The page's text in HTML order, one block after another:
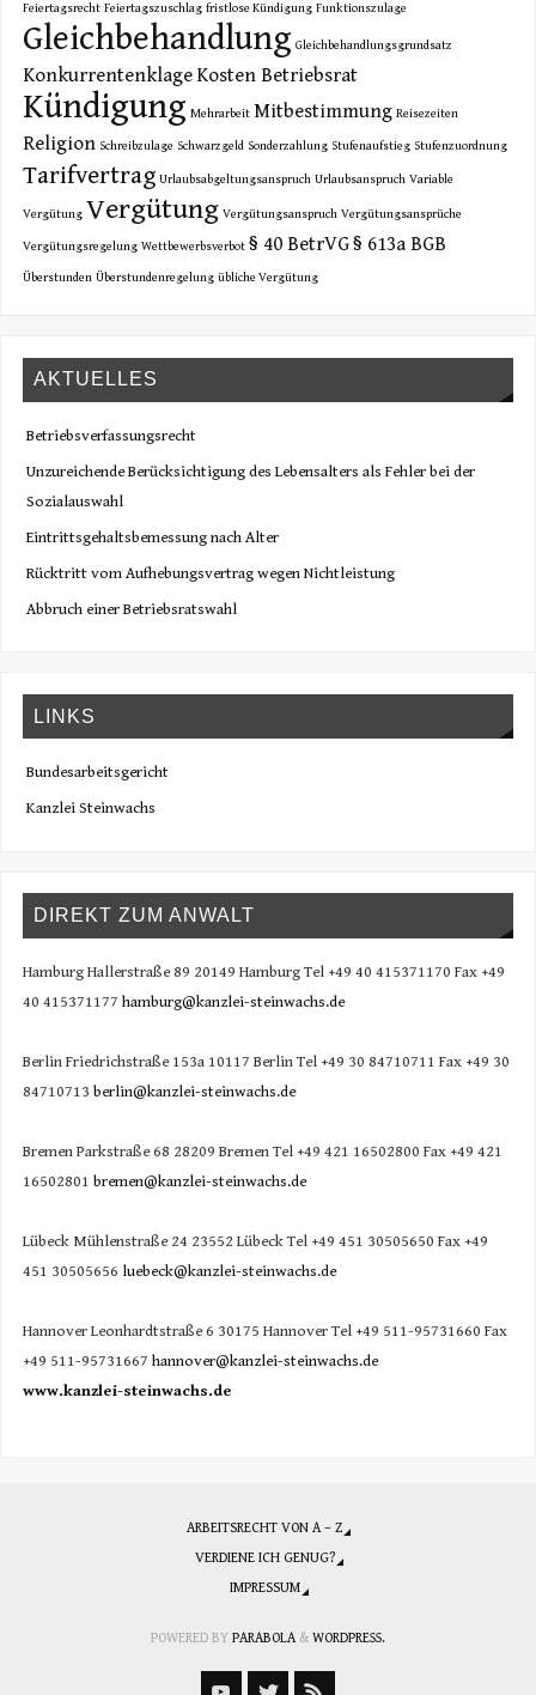
Feiertagsrecht Feiertagszuschlag fristlose Kündigung Funktionszulage
Gleichbehandlung Gleichbehandlungsgrundsatz
KonkurrentenklageKosten Betriebsrat
Kündigung Mehrarbeit Mitbestimmung Reisezeiten
Religion Schreibzulage Schwarzgeld Sonderzahlung Stufenaufstieg Stufenzuordnung
Tarifvertrag Urlaubsabgeltungsanspruch Urlaubsanspruch Variable
Vergütung Vergütung Vergütungsanspruch Vergütungsansprüche
Vergütungsregelung Wettbewerbsverbot § 40 BetrVG§ 613a BGB
Überstunden Überstundenregelung übliche Vergütung
AKTUELLES
Betriebsverfassungsrecht
Unzureichende Berücksichtigung des Lebensalters als Fehler bei der
Sozialauswahl
Eintrittsgehaltsbemessung nach Alter
Rücktritt vom Aufhebungsvertrag wegen Nichtleistung
Abbruch einer Betriebsratswahl
LINKS
Bundesarbeitsgericht
Kanzlei Steinwachs
DIREKT ZUM ANWALT
Hamburg Hallerstraße 89 20149 Hamburg Tel +49 40 415371170 Fax +49
40 415371177 hamburg@kanzlei-steinwachs.de
Berlin Friedrichstraße 153a 10117 Berlin Tel +49 30 84710711 Fax +49 30
84710713 berlin@kanzlei-steinwachs.de
Bremen Parkstraße 68 28209 Bremen Tel +49 421 16502800 Fax +49 421
16502801 bremen@kanzlei-steinwachs.de
Lübeck Mühlenstraße 24 23552 Lübeck Tel +49 451 30505650 Fax +49
451 30505656 luebeck@kanzlei-steinwachs.de
Hannover Leonhardtstraße 6 30175 Hannover Tel +49 511-95731660 Fax
+49 511-95731667 hannover@kanzlei-steinwachs.de
www.kanzlei-steinwachs.de
ARBEITSRECHT VON A – Z
VERDIENE ICH GENUG?
IMPRESSUM
POWERED BY PARABOLA& WORDPRESS.